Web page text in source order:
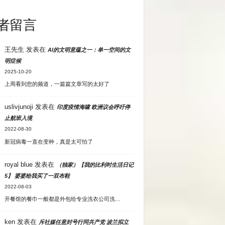
留言
王先生 发表在 AI的文明意蕴之一：单一空间的文
明症候
2025-10-20
上周看到您的频道，一篇篇文章写的太好了
uslivjunoji 发表在 印度疫情海啸 欧洲议会呼吁停
止航班入境
2022-08-30
新冠病毒一直在变种，真是太可怕了
royal blue发表在
（独家）【我的比利时生活日记
5】 婆婆给我买了一双布鞋
2022-08-03
开餐馆的餐巾一般都是外包给专业洗衣公司洗…
ken发表在 斥社媒任意封号行同共产党 波兰拟立